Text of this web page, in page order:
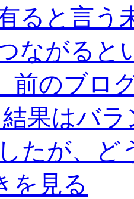
ると言う
ながる
のブロ
果はバ
たが、ど
を見る